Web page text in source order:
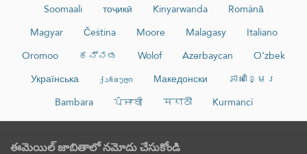
Soomaali
тоҷикӣ Kinyarwanda
Română
Magyar
Čeština Moore Malagasy
Italiano
Oromoo
ಕನ್ನಡ Wolof Azərbaycan
O‘zbek
Українська
ქართული Македонски
ភាសាខ្មែរ
Bambara
ਪੰਜਾਬੀ मराठी Kurmancî
ఈమెయిల్ జాబితాలో నమోదు చేసుకోండి